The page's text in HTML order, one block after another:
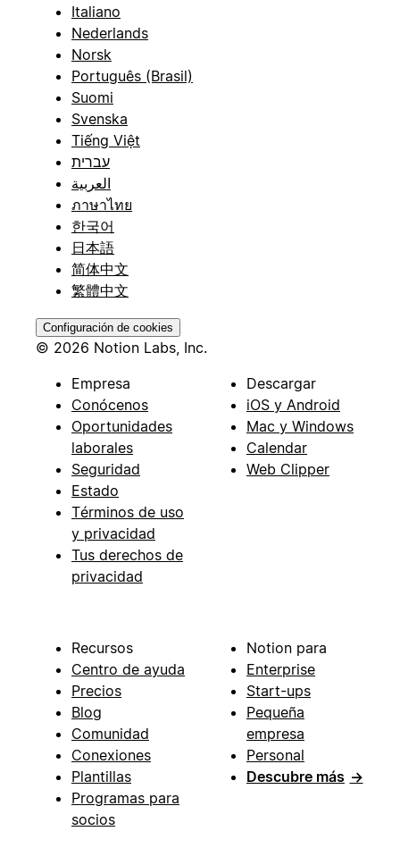
Italiano
Nederlands
Norsk
Português (Brasil)
Suomi
Svenska
Tiếng Việt
עברית
العربية
ภาษาไทย
한국어
日本語
简体中文
繁體中文
Configuración de cookies
© 2026 Notion Labs, Inc.
Empresa
Conócenos
Oportunidades
laborales
Seguridad
Estado
Términos de uso
y privacidad
Tus derechos de
privacidad
Descargar
iOS y Android
Mac y Windows
Calendar
Web Clipper
Recursos
Centro de ayuda
Precios
Blog
Comunidad
Conexiones
Plantillas
Programas para
socios
Notion para
Enterprise
Start-ups
Pequeña
empresa
Personal
Descubre más →